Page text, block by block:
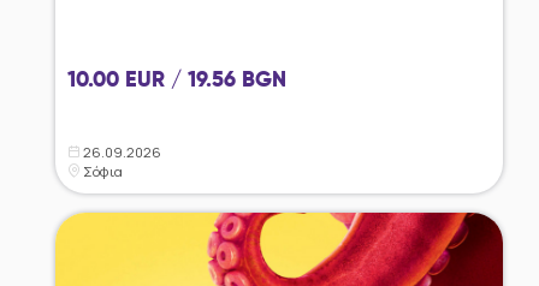
10.00 EUR / 19.56 BGN
26.09.2026
Σόφια